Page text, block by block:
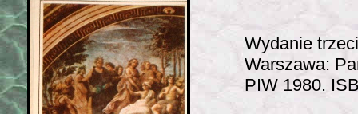
Wydanie
Warszawa:
PIW 1980.